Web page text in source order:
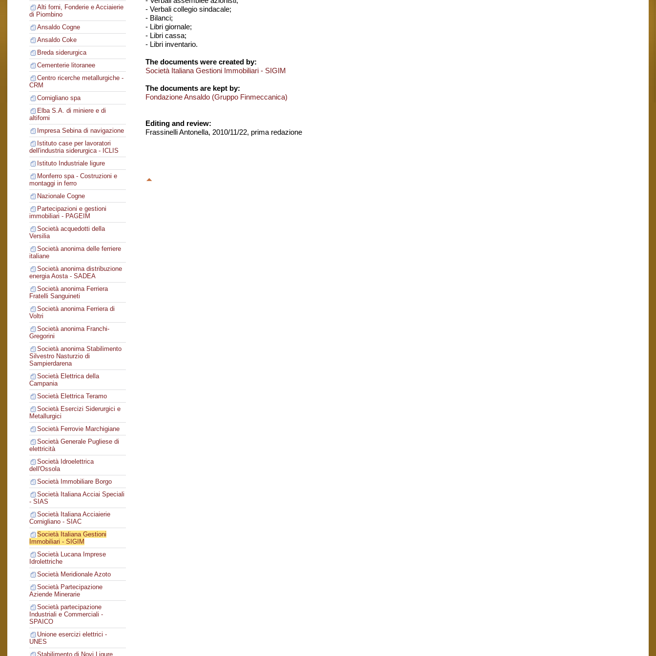
Alti forni, Fonderie e Acciaierie
di Piombino
Ansaldo Cogne
Ansaldo Coke
Breda siderurgica
Cementerie litoranee
Centro ricerche metallurgiche -
CRM
Cornigliano spa
Elba S.A. di miniere e di
altiforni
Impresa Sebina di navigazione
Istituto case per lavoratori
dell'industria siderurgica - ICLIS
Istituto Industriale ligure
Monferro spa - Costruzioni e
montaggi in ferro
Nazionale Cogne
Partecipazioni e gestioni
immobiliari - PAGEIM
Società acquedotti della
Versilia
Società anonima delle ferriere
italiane
Società anonima distribuzione
energia Aosta - SADEA
Società anonima Ferriera
Fratelli Sanguineti
Società anonima Ferriera di
Voltri
Società anonima Franchi-
Gregorini
Società anonima Stabilimento
Silvestro Nasturzio di
Sampierdarena
Società Elettrica della
Campania
Società Elettrica Teramo
Società Esercizi Siderurgici e
Metallurgici
Società Ferrovie Marchigiane
Società Generale Pugliese di
elettricità
Società Idroelettrica
dell'Ossola
Società Immobiliare Borgo
Società Italiana Acciai Speciali
- SIAS
Società Italiana Acciaierie
Cornigliano - SIAC
Società Italiana Gestioni
Immobiliari - SIGIM
Società Lucana Imprese
Idrolettriche
Società Meridionale Azoto
Società Partecipazione
Aziende Minerarie
Società partecipazione
Industriali e Commerciali -
SPAICO
Unione esercizi elettrici -
UNES
Stabilimento di Novi Ligure
- Verbali collegio sindacale;
- Bilanci;
- Libri giornale;
- Libri cassa;
- Libri inventario.
The documents were created by:
Società Italiana Gestioni Immobiliari - SIGIM
The documents are kept by:
Fondazione Ansaldo (Gruppo Finmeccanica)
Editing and review:
Frassinelli Antonella, 2010/11/22, prima redazione